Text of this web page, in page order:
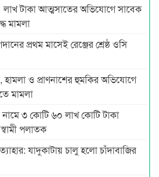
টাকা আত্মসাতের অভিযোগে সাবেক
মামলা
প্রথম মাসেই রেঞ্জের শ্রেষ্ঠ ওসি
ও প্রাণনাশের হুমকির অভিযোগে
মামলা
৩ কোটি ৬০ লাখ কোটি টাকা
স্বামী পলাতক
যাদুকাটায় চালু হলো চাঁদাবাজির